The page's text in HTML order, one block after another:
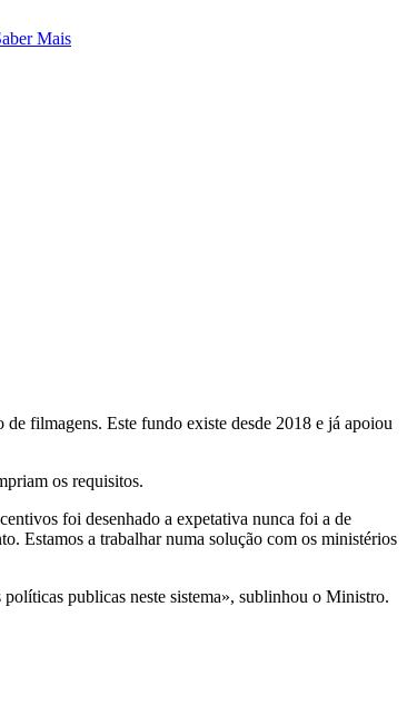
Mais
filmagens. Este fundo existe desde 2018 e já apoiou
os requisitos.
foi desenhado a expetativa nunca foi a de
Estamos a trabalhar numa solução com os ministérios
publicas neste sistema», sublinhou o Ministro.